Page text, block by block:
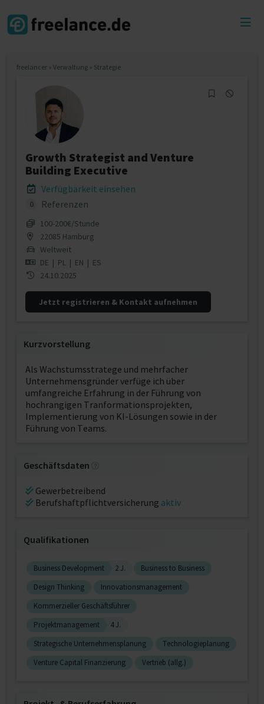
freelancer » Verwaltung » Strategie
Growth Strategist and Venture
Building Executive
Verfügbarkeit einsehen
0 Referenzen
100‐200€/Stunde
22085 Hamburg
Weltweit
DE | PL| EN | ES
24.10.2025
Jetzt registrieren & Kontakt aufnehmen
Kurzvorstellung
Als Wachstumsstratege und mehrfacher
Unternehmensgründer verfüge ich über
umfangreiche Erfahrung in der Führung von
hochrangigen Tranformationsprojekten,
Implementierung von KI-Lösungen sowie in der
Führung von Teams.
Geschäftsdaten
Gewerbetreibend
Berufshaftpflichtversicherung aktiv
Qualifikationen
Business Development 2 J.
Business to Business
Design Thinking
Innovationsmanagement
Kommerzieller Geschäftsführer
Projektmanagement
4 J.
Strategische Unternehmensplanung
Technologieplanung
Venture Capital Finanzierung
Vertrieb (allg.)